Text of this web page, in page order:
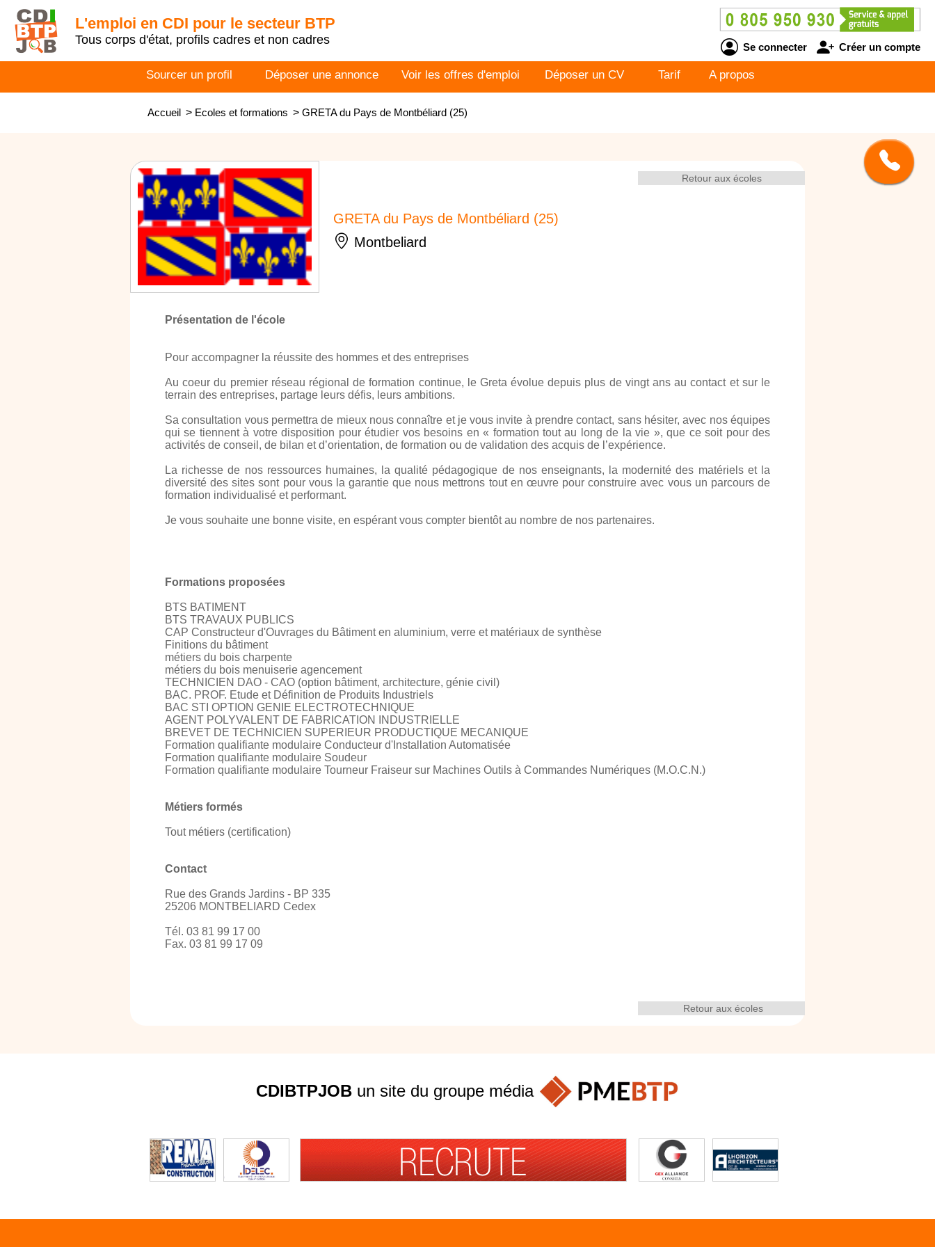
L'emploi en CDI pour le secteur BTP
Tous corps d'état, profils cadres et non cadres
Se connecter Créer un compte
Sourcer un profil Déposer une annonce Voir les offres d'emploi Déposer un CV Tarif A propos
Accueil > Ecoles et formations > GRETA du Pays de Montbéliard (25)
Retour aux écoles
GRETA du Pays de Montbéliard (25)
Montbeliard
Présentation de l'école
Pour accompagner la réussite des hommes et des entreprises
Au coeur du premier réseau régional de formation continue, le Greta évolue depuis plus de vingt ans au contact et sur le
terrain des entreprises, partage leurs défis, leurs ambitions.
Sa consultation vous permettra de mieux nous connaître et je vous invite à prendre contact, sans hésiter, avec nos équipes
qui se tiennent à votre disposition pour étudier vos besoins en « formation tout au long de la vie », que ce soit pour des
activités de conseil, de bilan et d’orientation, de formation ou de validation des acquis de l’expérience.
La richesse de nos ressources humaines, la qualité pédagogique de nos enseignants, la modernité des matériels et la
diversité des sites sont pour vous la garantie que nous mettrons tout en œuvre pour construire avec vous un parcours de
formation individualisé et performant.
Je vous souhaite une bonne visite, en espérant vous compter bientôt au nombre de nos partenaires.
Formations proposées
BTS BATIMENT
BTS TRAVAUX PUBLICS
CAP Constructeur d'Ouvrages du Bâtiment en aluminium, verre et matériaux de synthèse
Finitions du bâtiment
métiers du bois charpente
métiers du bois menuiserie agencement
TECHNICIEN DAO - CAO (option bâtiment, architecture, génie civil)
BAC. PROF. Etude et Définition de Produits Industriels
BAC STI OPTION GENIE ELECTROTECHNIQUE
AGENT POLYVALENT DE FABRICATION INDUSTRIELLE
BREVET DE TECHNICIEN SUPERIEUR PRODUCTIQUE MECANIQUE
Formation qualifiante modulaire Conducteur d'Installation Automatisée
Formation qualifiante modulaire Soudeur
Formation qualifiante modulaire Tourneur Fraiseur sur Machines Outils à Commandes Numériques (M.O.C.N.)
Métiers formés
Tout métiers (certification)
Contact
Rue des Grands Jardins - BP 335
25206 MONTBELIARD Cedex
Tél. 03 81 99 17 00
Fax. 03 81 99 17 09
Retour aux écoles
CDIBTPJOBun site du groupe média